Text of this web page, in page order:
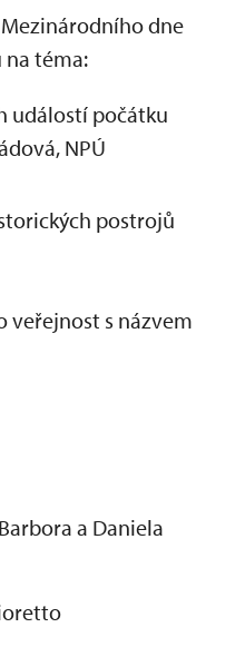
dne
téma:
událostí počátku
NPÚ
postrojů
veřejnost s názvem
a Daniela